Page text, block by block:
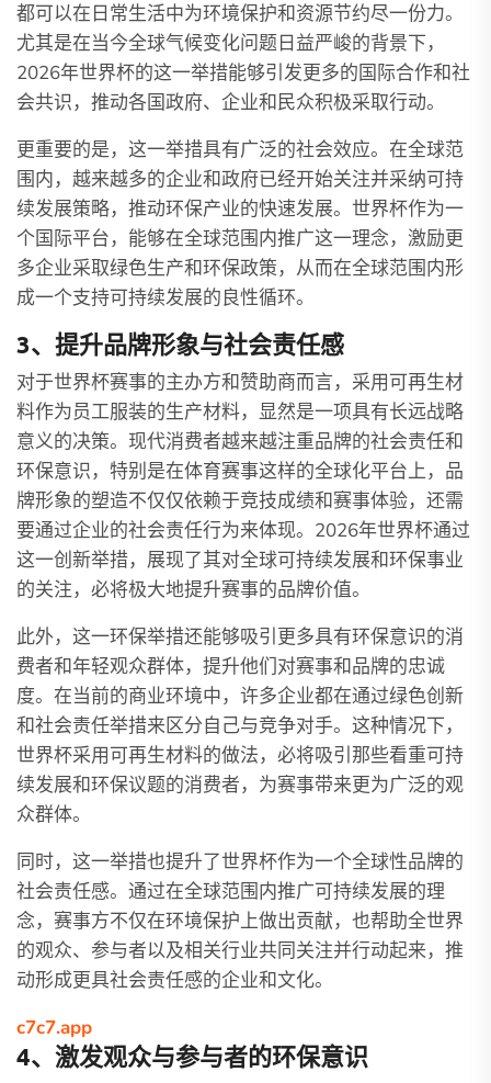
都可以在日常生活中为环境保护和资源节约尽一份力。
尤其是在当今全球气候变化问题日益严峻的背景下，
2026年世界杯的这一举措能够引发更多的国际合作和社
会共识，推动各国政府、企业和民众积极采取行动。
更重要的是，这一举措具有广泛的社会效应。在全球范
围内，越来越多的企业和政府已经开始关注并采纳可持
续发展策略，推动环保产业的快速发展。世界杯作为一
个国际平台，能够在全球范围内推广这一理念，激励更
多企业采取绿色生产和环保政策，从而在全球范围内形
成一个支持可持续发展的良性循环。
3、提升品牌形象与社会责任感
对于世界杯赛事的主办方和赞助商而言，采用可再生材
料作为员工服装的生产材料，显然是一项具有长远战略
意义的决策。现代消费者越来越注重品牌的社会责任和
环保意识，特别是在体育赛事这样的全球化平台上，品
牌形象的塑造不仅仅依赖于竞技成绩和赛事体验，还需
要通过企业的社会责任行为来体现。2026年世界杯通过
这一创新举措，展现了其对全球可持续发展和环保事业
的关注，必将极大地提升赛事的品牌价值。
此外，这一环保举措还能够吸引更多具有环保意识的消
费者和年轻观众群体，提升他们对赛事和品牌的忠诚
度。在当前的商业环境中，许多企业都在通过绿色创新
和社会责任举措来区分自己与竞争对手。这种情况下，
世界杯采用可再生材料的做法，必将吸引那些看重可持
续发展和环保议题的消费者，为赛事带来更为广泛的观
众群体。
同时，这一举措也提升了世界杯作为一个全球性品牌的
社会责任感。通过在全球范围内推广可持续发展的理
念，赛事方不仅在环境保护上做出贡献，也帮助全世界
的观众、参与者以及相关行业共同关注并行动起来，推
动形成更具社会责任感的企业和文化。
c7c7.app
4、激发观众与参与者的环保意识